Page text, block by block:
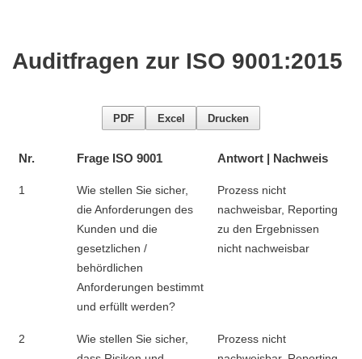
Auditfragen zur ISO 9001:2015
PDF Excel Drucken
Nr. Frage ISO 9001 Antwort | Nachweis
1
Wie stellen Sie sicher,
die Anforderungen des
Kunden und die
gesetzlichen /
behördlichen
Anforderungen bestimmt
und erfüllt werden?
Prozess nicht
nachweisbar, Reporting
zu den Ergebnissen
nicht nachweisbar
2
Wie stellen Sie sicher,
Prozess nicht